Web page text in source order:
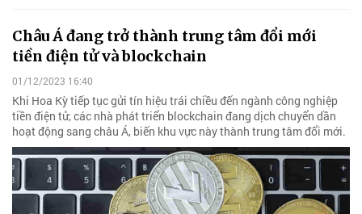
Châu Á đang trở thành trung tâm đổi mới
tiền điện tử và blockchain
01/12/2023 16:40
Khi Hoa Kỳ tiếp tục gửi tín hiệu trái chiều đến ngành công nghiệp
tiền điện tử, các nhà phát triển blockchain đang dịch chuyển dần
hoạt động sang châu Á, biến khu vực này thành trung tâm đổi mới.